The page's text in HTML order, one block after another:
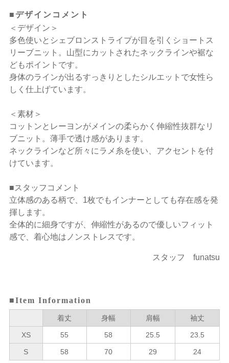
■デザインコメント
＜デザイン＞
多色使いとシェブロンストライプが目を引くショートス
リーブニット。山型にカットされたネックラインや裾な
どもポイントです。
身体のラインが出るすっきりとしたシルエットで女性ら
しく仕上げています。
＜素材＞
コットンとレーヨンがメインの柔らかく伸縮性抜群なリ
ブニット。薄手で透け感があります。
ネックラインなど所々にラメ糸を使い、アクセントを付
けています。
■スタッフコメント
立体感のある柄で、1枚でもインナーとしても存在感を発
揮します。
全体的に細身ですが、伸縮性があるので優しいフィット
感で、着心地はノンストレスです。
スタッフ funatsu
■Item Information
着丈 身幅 肩幅 袖丈
XS 55 58 25.5 23.5
S 58 70 29 24